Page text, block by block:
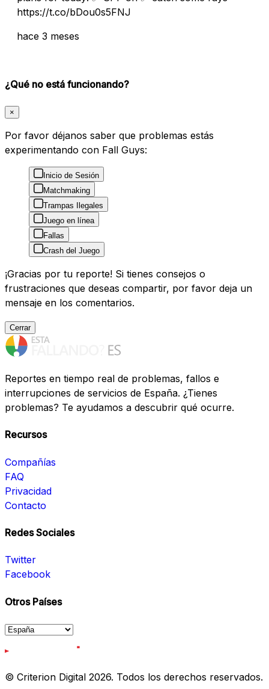
https://t.co/bDou0s5FNJ
hace 3 meses
¿Qué no está funcionando?
×
Por favor déjanos saber que problemas estás
experimentando con Fall Guys:
Inicio de Sesión
Matchmaking
Trampas Ilegales
Juego en línea
Fallas
Crash del Juego
¡Gracias por tu reporte! Si tienes consejos o
frustraciones que deseas compartir, por favor deja un
mensaje en los comentarios.
Cerrar
Reportes en tiempo real de problemas, fallos e
interrupciones de servicios de España. ¿Tienes
problemas? Te ayudamos a descubrir qué ocurre.
Recursos
Compañías
FAQ
Privacidad
Contacto
Redes Sociales
Twitter
Facebook
Otros Países
© Criterion Digital 2026. Todos los derechos reservados.